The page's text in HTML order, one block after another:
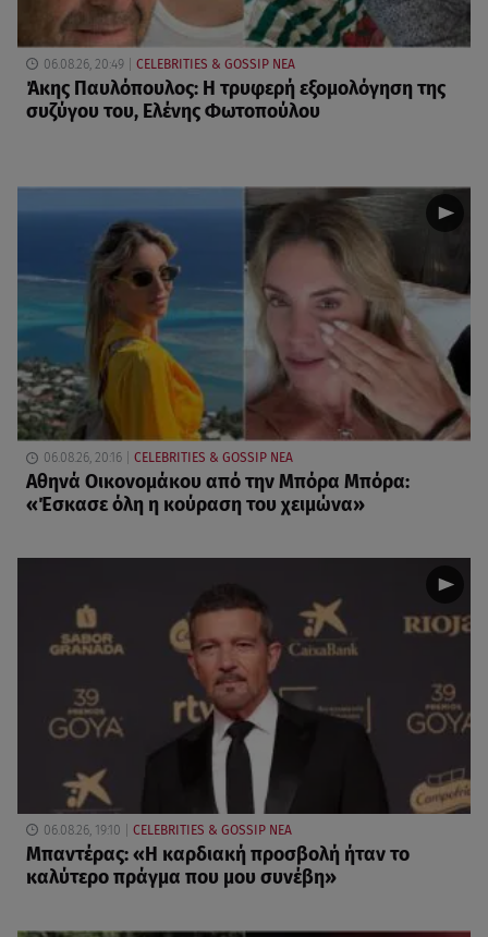
06.08.26, 20:49 CELEBRITIES & GOSSIP ΝΕΑ
Άκης Παυλόπουλος: Η τρυφερή εξομολόγηση της
συζύγου του, Ελένης Φωτοπούλου
06.08.26, 20:16 CELEBRITIES & GOSSIP ΝΕΑ
Αθηνά Οικονομάκου από την Μπόρα Μπόρα:
«Έσκασε όλη η κούραση του χειμώνα»
06.08.26, 19:10 CELEBRITIES & GOSSIP ΝΕΑ
Μπαντέρας: «Η καρδιακή προσβολή ήταν το
καλύτερο πράγμα που μου συνέβη»